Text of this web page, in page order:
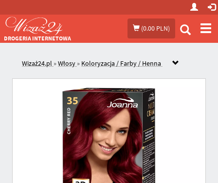
(0.00 PLN)
DROGERIA INTERNETOWA
Wizaż24.pl »Włosy » Koloryzacja / Farby / Henna